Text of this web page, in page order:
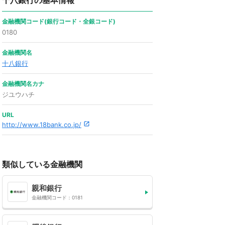
金融機関コード(銀行コード・全銀コード)
0180
金融機関名
十八銀行
金融機関名カナ
ジユウハチ
URL
http://www.18bank.co.jp/
類似している金融機関
親和銀行
金融機関コード：0181